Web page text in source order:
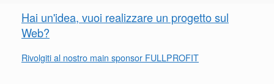
Hai un'idea, vuoi realizzare un progetto sul
Web?
Rivolgiti al nostro main sponsor FULLPROFIT